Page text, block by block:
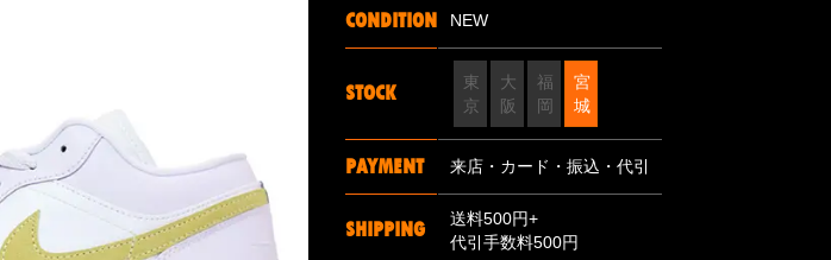
CONDITION NEW
STOCK
東
京
大
阪
福
岡
宮
城
PAYMENT 来店・カード・振込・代引
SHIPPING
送料500円+
代引手数料500円